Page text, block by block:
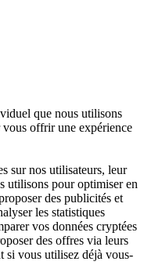
que nous utilisons
vous offrir une expérience
sur nos utilisateurs, leur
utilisons pour optimiser en
des publicités et
les statistiques
vos données cryptées
des offres via leurs
si vous utilisez déjà vous-